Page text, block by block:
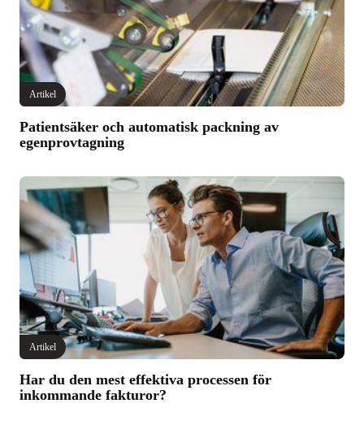
Artikel
Patientsäker och automatisk packning av
egenprovtagning
Artikel
Har du den mest effektiva processen för
inkommande fakturor?